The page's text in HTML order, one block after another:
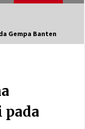
Kini Abdul El-Sayed
Gempa Banten